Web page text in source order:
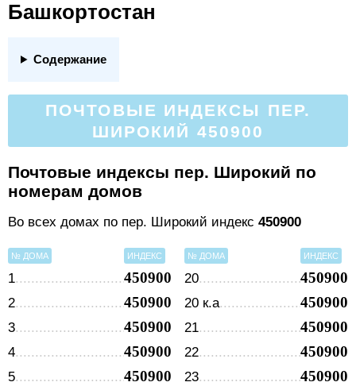
Башкортостан
Содержание
ПОЧТОВЫЕ ИНДЕКСЫ ПЕР.
ШИРОКИЙ 450900
Почтовые индексы пер. Широкий по
номерам домов
Во всех домах по пер. Широкий индекс 450900
№ ДОМА ИНДЕКС
1 450900
2 450900
3 450900
4 450900
5 450900
№ ДОМА ИНДЕКС
20 450900
20 к.а 450900
21 450900
22 450900
23 450900